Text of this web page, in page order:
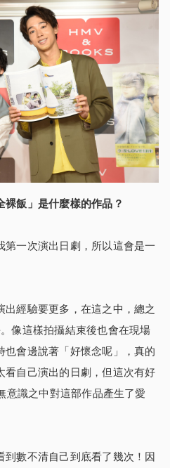
飯」是什麼樣的作品？
第一次演出日劇，所以這會是一
經驗要更多，在這之中，總之
像這樣拍攝結束後也會在現場
也會邊說著「好懷念呢」，真的
看自己演出的日劇，但這次有好
意識之中對這部作品產生了愛
到數不清自己到底看了幾次！因